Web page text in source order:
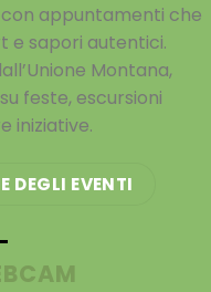
con appuntamenti che
e sapori autentici.
Montana,
feste, escursioni
iniziative.
DEGLI EVENTI